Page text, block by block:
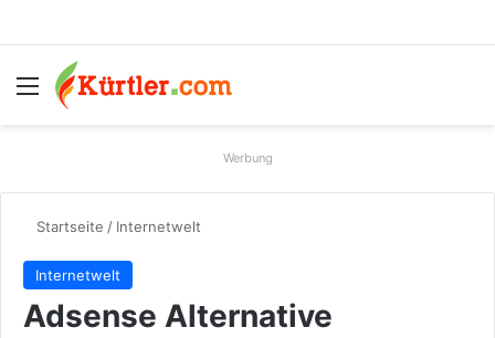
Menü
Werbung
Startseite / Internetwelt
Internetwelt
Adsense Alternative